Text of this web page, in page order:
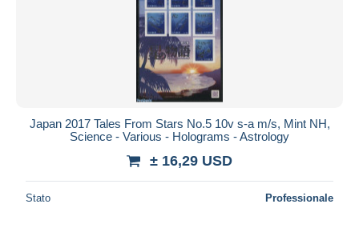
Japan 2017 Tales From Stars No.5 10v s-a m/s, Mint NH,
Science - Various - Holograms - Astrology
± 16,29 USD
Stato Professionale